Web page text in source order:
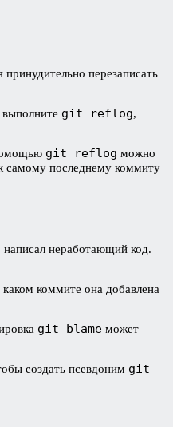
принудительно перезаписать
git reflog,
git reflog можно
самому последнему коммиту
написал неработающий код.
каком коммите она добавлена
git blame может
создать псевдоним git